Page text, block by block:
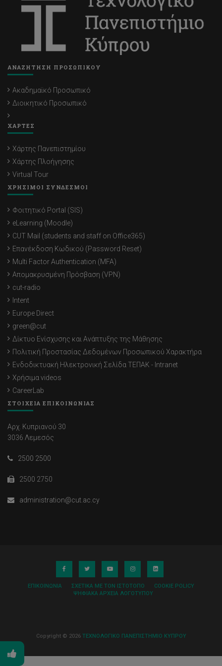
ΑΝΑΖΗΤΗΣΗ ΠΡΟΣΩΠΙΚΟΥ
Ακαδημαϊκό Προσωπικό
Διοικητικό Προσωπικό
ΧΑΡΤΕΣ
Χάρτης Πανεπιστημίου
Χάρτης Πλοήγησης
Virtual Tour
ΧΡΗΣΙΜΟΙ ΣΥΝΔΕΣΜΟΙ
Φοιτητικό Portal (SIS)
eLearning (Moodle)
CUT Mail (students and staff on Office365)
Επανέκδοση Κωδικού (Password Reset)
Multi Factor Authentication (MFA)
Απομακρυσμένη Πρόσβαση (VPN)
cut-radio
Intent
Europe Direct
green@cut
Δίκτυο Ενίσχυσης και Ανάπτυξης της Μάθησης
Πολιτική Προστασίας Δεδομένων Προσωπικού Χαρακτήρα
Ενδοδικτυακή Ηλεκτρονική Σελίδα ΤΕΠΑΚ - Intranet
Χρήσιμα videos
CareerLab
ΣΤΟΙΧΕΙΑ ΕΠΙΚΟΙΝΩΝΙΑΣ
Αρχ. Κυπριανού 30
3036 Λεμεσός
2500 2500
2500 2750
administration@cut.ac.cy
ΕΠΙΚΟΙΝΩΝΊΑ ΣΧΕΤΙΚΆ ΜΕ ΤΟΝ ΙΣΤΌΤΟΠΟ
COOKIE POLICY
ΨΗΦΙΑΚΆ ΑΡΧΕΊΑ ΛΟΓΌΤΥΠΟΥ
Copyright © 2026 ΤΕΧΝΟΛΟΓΙΚΟ ΠΑΝΕΠΙΣΤΗΜΙΟ ΚΥΠΡΟΥ